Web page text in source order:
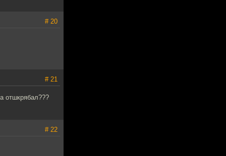
# 20
# 21
отшкрябал???
# 22